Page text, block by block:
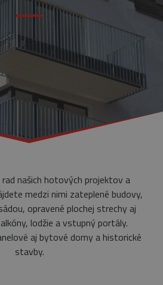
našich hotových projektov a
medzi nimi zateplené budovy,
opravené plochej strechy aj
lodžie a vstupný portály.
aj bytové domy a historické
stavby.